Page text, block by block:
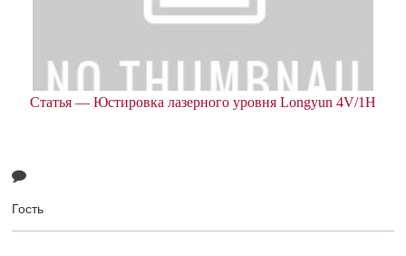
Статья — Юстировка лазерного уровня Longyun 4V/1H
Гость